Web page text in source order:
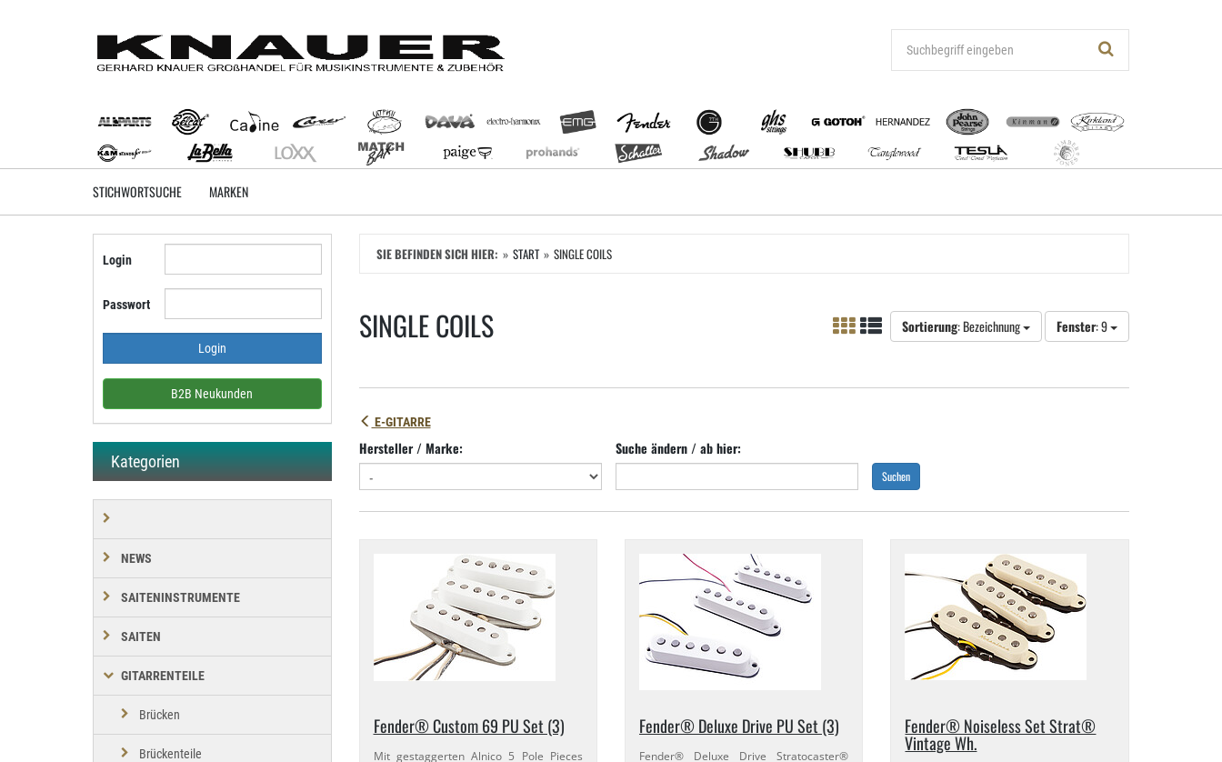
STICHWORTSUCHE MARKEN
SIE BEFINDEN SICH HIER: START SINGLE COILS
SINGLE COILS Sortierung: Bezeichnung Fenster: 9
E-GITARRE
Hersteller / Marke: Suche ändern / ab hier:
Suchen
Fender® Custom 69 PU Set (3)
Mit gestaggerten Alnico 5 Pole Pieces
Fender® Deluxe Drive PU Set (3)
Fender® Deluxe Drive Stratocaster®
Fender® Noiseless Set Strat®
Vintage Wh.
Login
Passwort
B2B Neukunden
Kategorien
NEWS
SAITENINSTRUMENTE
SAITEN
GITARRENTEILE
Brücken
Brückenteile